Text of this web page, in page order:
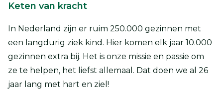
Keten van kracht
In Nederland zijn er ruim 250.000 gezinnen met
een langdurig ziek kind. Hier komen elk jaar 10.000
gezinnen extra bij. Het is onze missie en passie om
ze te helpen, het liefst allemaal. Dat doen we al 26
jaar lang met hart en ziel!